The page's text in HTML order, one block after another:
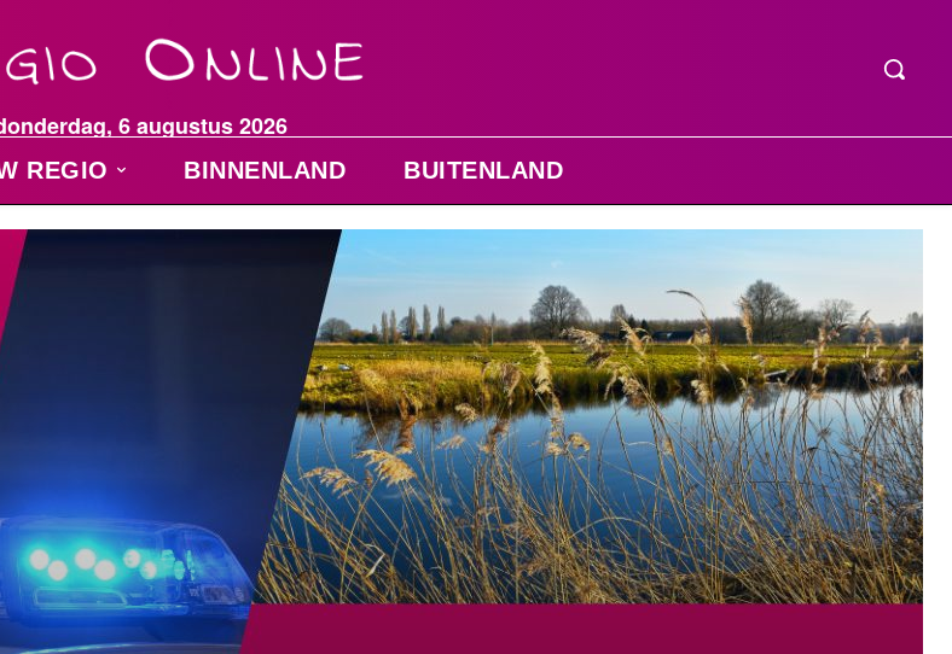
6 augustus 2026
REGIO BINNENLAND BUITENLAND